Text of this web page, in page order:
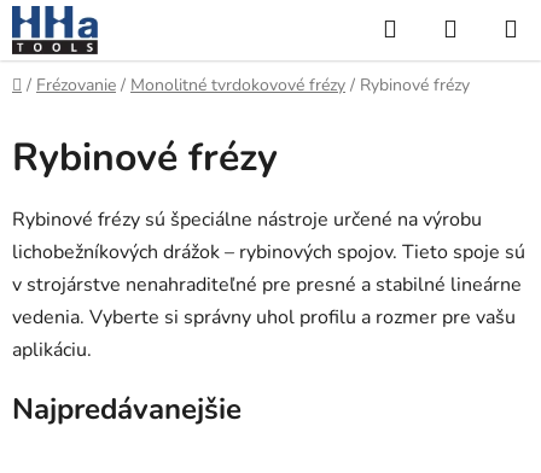
Prejsť
na
obsah
Hľadať
KOŠÍK
Domov
/ Frézovanie / Monolitné tvrdokovové frézy / Rybinové frézy
Rybinové frézy
Rybinové frézy sú špeciálne nástroje určené na výrobu
lichobežníkových drážok – rybinových spojov. Tieto spoje sú
v strojárstve nenahraditeľné pre presné a stabilné lineárne
vedenia. Vyberte si správny uhol profilu a rozmer pre vašu
aplikáciu.
Najpredávanejšie